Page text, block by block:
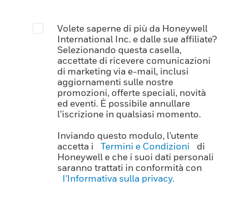
Volete saperne di più da Honeywell
International Inc. e dalle sue affiliate?
Selezionando questa casella,
accettate di ricevere comunicazioni
di marketing via e-mail, inclusi
aggiornamenti sulle nostre
promozioni, offerte speciali, novità
ed eventi. È possibile annullare
l’iscrizione in qualsiasi momento.
Inviando questo modulo, l’utente
accetta i
Termini e Condizioni
di
Honeywell e che i suoi dati personali
saranno trattati in conformità con
I'Informativa sulla privacy.